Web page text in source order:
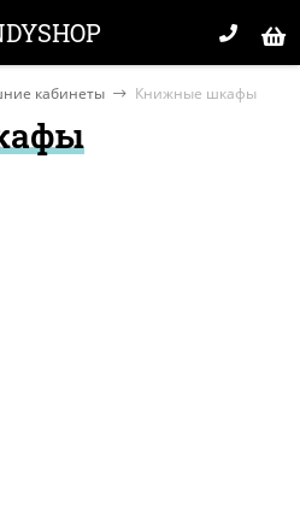
кабинеты Книжные шкафы